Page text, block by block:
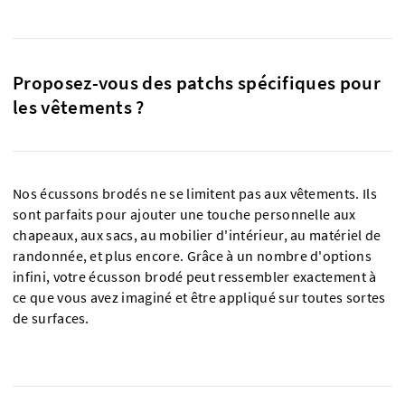
Proposez-vous des patchs spécifiques pour
les vêtements ?
Nos écussons brodés ne se limitent pas aux vêtements. Ils
sont parfaits pour ajouter une touche personnelle aux
chapeaux, aux sacs, au mobilier d'intérieur, au matériel de
randonnée, et plus encore. Grâce à un nombre d'options
infini, votre écusson brodé peut ressembler exactement à
ce que vous avez imaginé et être appliqué sur toutes sortes
de surfaces.